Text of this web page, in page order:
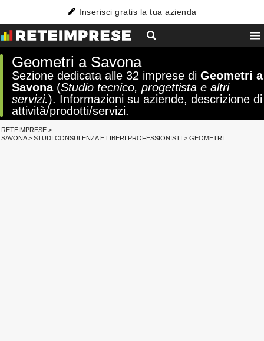
Inserisci gratis la tua azienda
Geometri a Savona
Sezione dedicata alle 32 imprese di Geometri a
Savona(Studio tecnico, progettista e altri
servizi.). Informazioni su aziende, descrizione di
attività/prodotti/servizi.
RETEIMPRESE >
SAVONA> STUDI CONSULENZA E LIBERI PROFESSIONISTI > GEOMETRI